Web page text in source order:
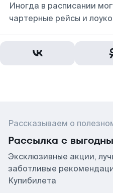
Иногда в расписании
чартерные рейсы и
Рассказываем о
Рассылка с
Эксклюзивные акции,
заботливые
Купибилета